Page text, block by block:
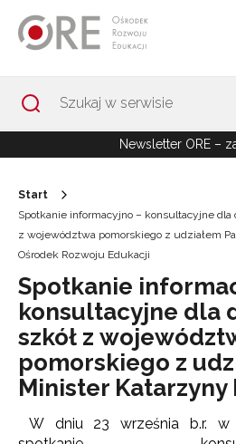
Newsletter ORE –
Start
Spotkanie informacyjno – konsultacyjne dla
z województwa pomorskiego z udziałem
Ośrodek Rozwoju Edukacji
Spotkanie
konsultacyjne dla
szkół z
pomorskiego z
Minister Katarzyny
W dniu 23 września b.r. w